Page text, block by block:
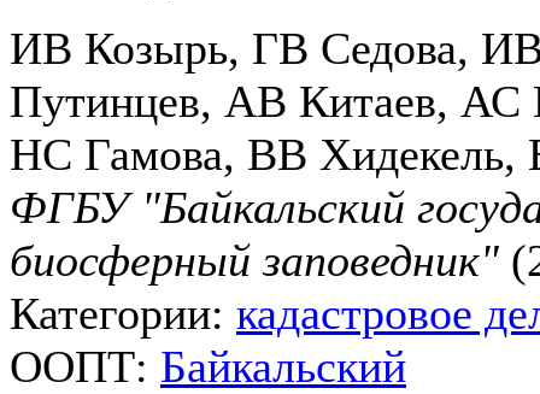
ИВ Козырь, ГВ Седова,
Путинцев, АВ Китаев,
НС Гамова, ВВ Хидекель,
ФГБУ "Байкальский
биосферный заповедник"
Категории: кадастровое
ООПТ: Байкальский